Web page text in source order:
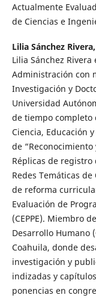
Actualmente
de Ciencias e
Lilia Sánchez Rivera,
Lilia Sánchez
Administración con
Investigación y
Universidad
de tiempo completo
Ciencia, Educación
de
Réplicas de registro
Redes Temáticas
de reforma
Evaluación de
(CEPPE). Miembro
Desarrollo Humano
Coahuila, donde
investigación y
indizadas y
ponencias en